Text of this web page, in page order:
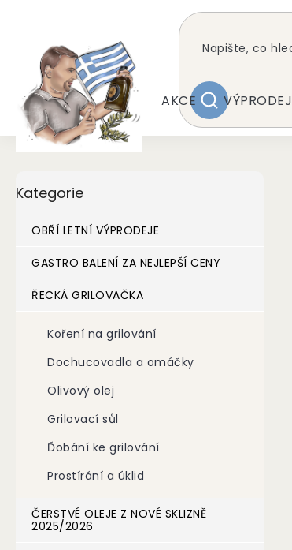
HLEDAT
AKCE VÝPRODEJ
o
kategorie
Kategorie
OBŘÍ LETNÍ VÝPRODEJE
GASTRO BALENÍ ZA NEJLEPŠÍ CENY
ŘECKÁ GRILOVAČKA
Koření na grilování
Dochucovadla a omáčky
Olivový olej
Grilovací sůl
Ďobání ke grilování
Prostírání a úklid
ČERSTVÉ OLEJE Z NOVÉ SKLIZNĚ
2025/2026